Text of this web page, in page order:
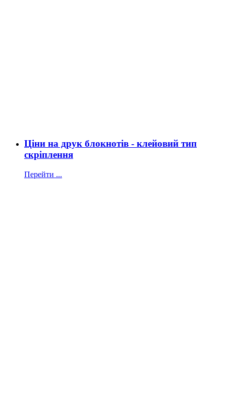
Ціни на друк блокнотів - клейовий тип
скріплення
Перейти ...